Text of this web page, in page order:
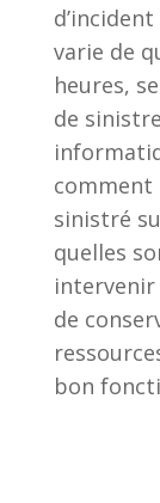
varie de
heures,
de
comment
sinistré
quelles
intervenir
de
bon